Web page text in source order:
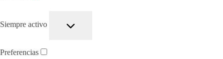
Siempre activo
Preferencias